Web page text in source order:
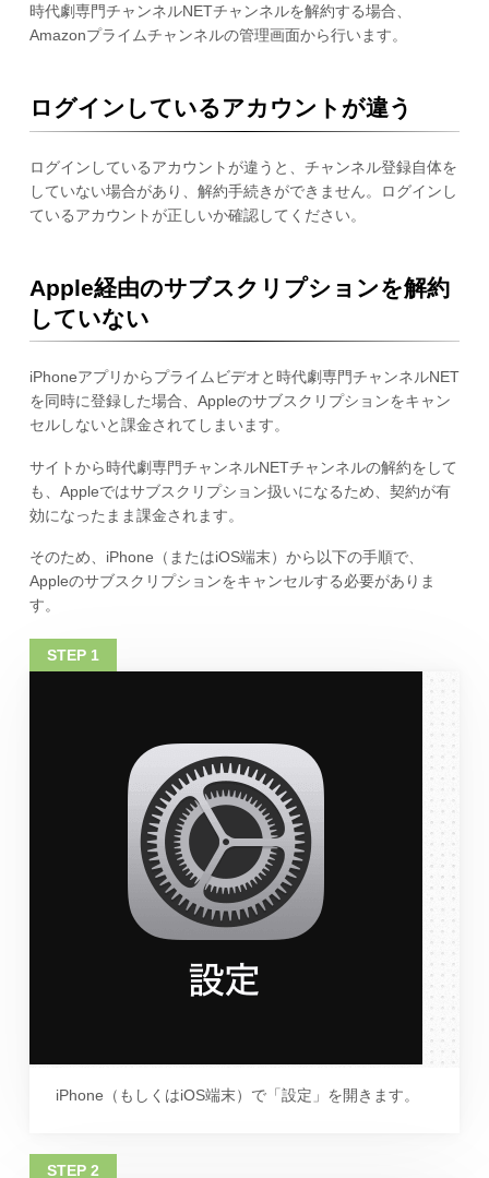
時代劇専門チャンネルNETチャンネルを解約する場合、
Amazonプライムチャンネルの管理画面から行います。
ログインしているアカウントが違う
ログインしているアカウントが違うと、チャンネル登録自体を
していない場合があり、解約手続きができません。ログインし
ているアカウントが正しいか確認してください。
Apple経由のサブスクリプションを解約
していない
iPhoneアプリからプライムビデオと時代劇専門チャンネルNET
を同時に登録した場合、Appleのサブスクリプションをキャン
セルしないと課金されてしまいます。
サイトから時代劇専門チャンネルNETチャンネルの解約をして
も、Appleではサブスクリプション扱いになるため、契約が有
効になったまま課金されます。
そのため、iPhone（またはiOS端末）から以下の手順で、
Appleのサブスクリプションをキャンセルする必要がありま
す。
iPhone（もしくはiOS端末）で「設定」を開きます。